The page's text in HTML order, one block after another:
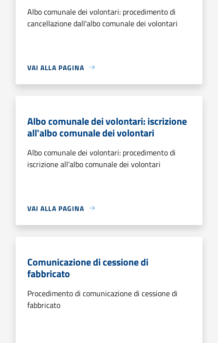
Albo comunale dei volontari: procedimento di
cancellazione dall'albo comunale dei volontari
VAI ALLA PAGINA
Albo comunale dei volontari: iscrizione
all'albo comunale dei volontari
Albo comunale dei volontari: procedimento di
iscrizione all'albo comunale dei volontari
VAI ALLA PAGINA
Comunicazione di cessione di
fabbricato
Procedimento di comunicazione di cessione di
fabbricato